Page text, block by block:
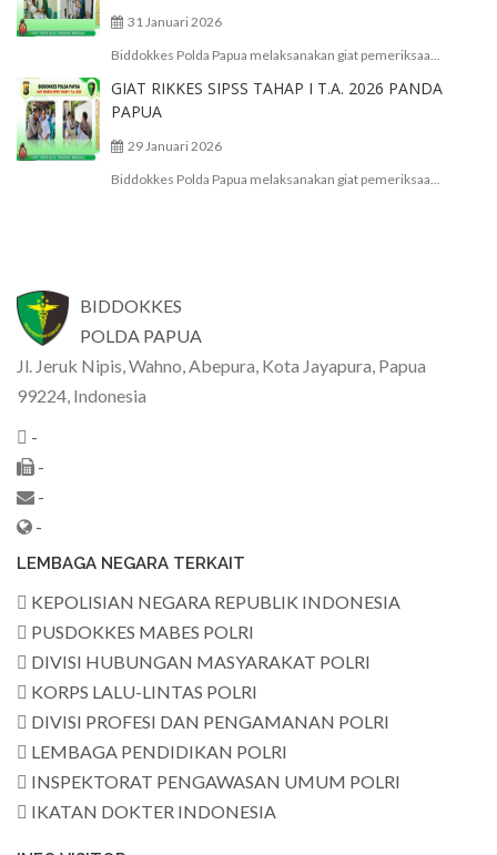
31 Januari 2026
Biddokkes Polda Papua melaksanakan giat pemeriksaa...
GIAT RIKKES SIPSS TAHAP I T.A. 2026 PANDA
PAPUA
29 Januari 2026
Biddokkes Polda Papua melaksanakan giat pemeriksaa...
BIDDOKKES
POLDA PAPUA
Jl. Jeruk Nipis, Wahno, Abepura, Kota Jayapura, Papua
99224, Indonesia
-
-
-
-
LEMBAGA NEGARA TERKAIT
KEPOLISIAN NEGARA REPUBLIK INDONESIA
PUSDOKKES MABES POLRI
DIVISI HUBUNGAN MASYARAKAT POLRI
KORPS LALU-LINTAS POLRI
DIVISI PROFESI DAN PENGAMANAN POLRI
LEMBAGA PENDIDIKAN POLRI
INSPEKTORAT PENGAWASAN UMUM POLRI
IKATAN DOKTER INDONESIA